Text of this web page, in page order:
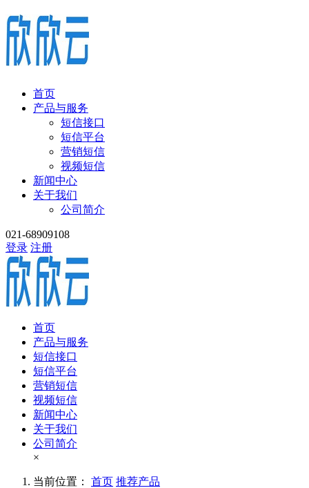
首页
产品与服务
短信接口
短信平台
营销短信
视频短信
新闻中心
关于我们
公司简介
021-68909108
登录 注册
首页
产品与服务
短信接口
短信平台
营销短信
视频短信
新闻中心
关于我们
公司简介
×
当前位置： 首页 推荐产品